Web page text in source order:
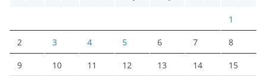
1
2 3 4 5 6 7 8
9 10 11 12 13 14 15